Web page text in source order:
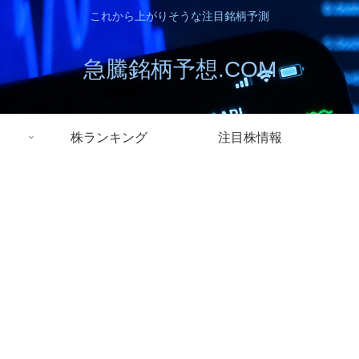
これから上がりそうな注目銘柄予測
急騰銘柄予想.COM
株ランキング 注目株情報